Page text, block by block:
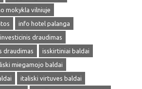
mokykla vilniuje
info hotel palanga
investicinis draudimas
draudimas
isskirtiniai baldai
miegamojo baldai
italiski virtuves baldai